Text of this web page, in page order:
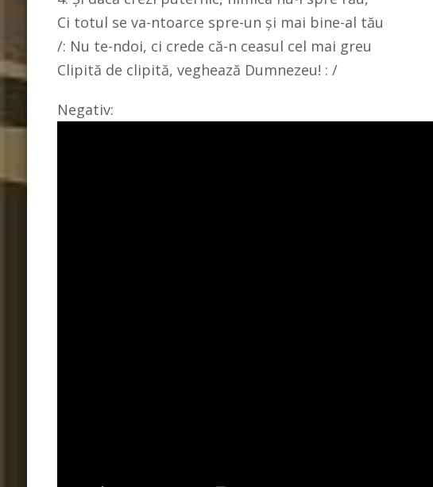
Ci totul se va-ntoarce spre-un şi mai bine-al tău
/: Nu te-ndoi, ci crede că-n ceasul cel mai greu
Clipită de clipită, veghează Dumnezeu! : /
Negativ: